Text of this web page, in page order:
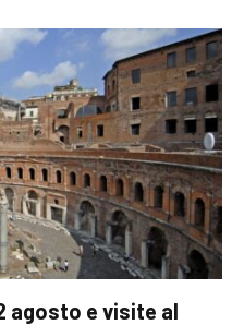
agosto e visite al